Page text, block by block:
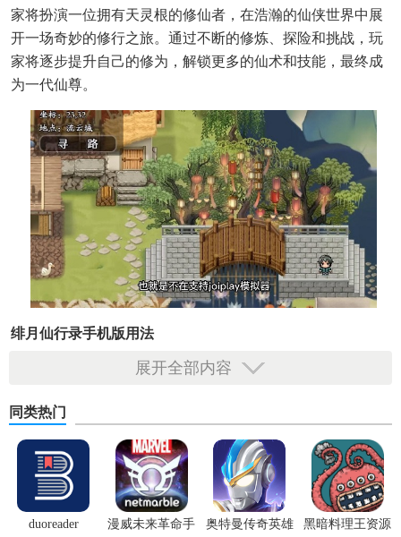
家将扮演一位拥有天灵根的修仙者，在浩瀚的仙侠世界中展
开一场奇妙的修行之旅。通过不断的修炼、探险和挑战，玩
家将逐步提升自己的修为，解锁更多的仙术和技能，最终成
为一代仙尊。
绯月仙行录手机版用法
1. 下载安装：玩家可以通过各大应用商店或官方网站下载绯
并选择性别、外貌等属性。同时，游戏也会为玩家提供基础
的教学指导，帮助玩家快速上手。
3. 游戏界面：游戏主界面包括任务、背包、技能、修炼等多
展开全部内容
同类热门
duoreader
漫威未来革命手
奥特曼传奇英雄
黑暗料理王资源